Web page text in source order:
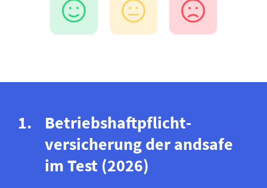
Betriebs­haftpflicht­
versicherung der andsafe
im Test (2026)